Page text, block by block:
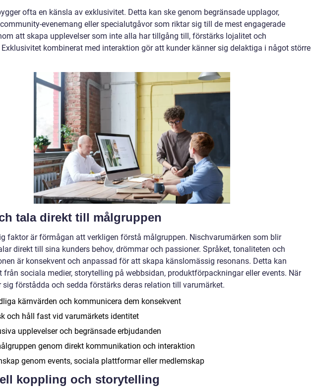
ofta en känsla av exklusivitet. Detta kan ske genom begränsade upplagor,
evenemang eller specialutgåvor som riktar sig till de mest engagerade
att skapa upplevelser som inte alla har tillgång till, förstärks lojalitet och
kombinerat med interaktion gör att kunder känner sig delaktiga i något större
tala direkt till målgruppen
faktor är förmågan att verkligen förstå målgruppen. Nischvarumärken som blir
direkt till sina kunders behov, drömmar och passioner. Språket, tonaliteten och
är konsekvent och anpassad för att skapa känslomässig resonans. Detta kan
från sociala medier, storytelling på webbsidan, produktförpackningar eller events. När
sig förstådda och sedda förstärks deras relation till varumärket.
kärnvärden och kommunicera dem konsekvent
och håll fast vid varumärkets identitet
upplevelser och begränsade erbjudanden
genom direkt kommunikation och interaktion
genom events, sociala plattformar eller medlemskap
koppling och storytelling